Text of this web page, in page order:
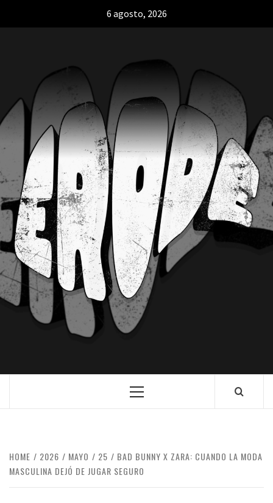
6 agosto, 2026
HOME 2026 MAYO 25
BAD BUNNY X ZARA: CUANDO LA MODA
MASCULINA DEJÓ DE JUGAR SEGURO